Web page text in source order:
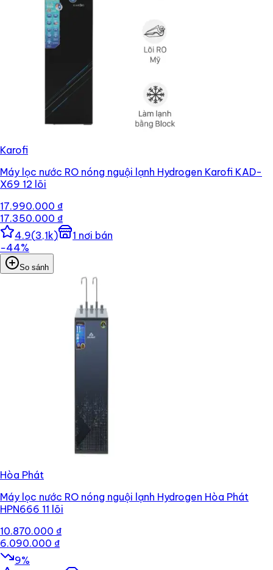
Karofi
Máy lọc nước RO nóng nguội lạnh Hydrogen Karofi KAD-
X69 12 lõi
17.990.000 ₫
17.350.000 ₫
4.9(3,1k) 1 nơi bán
−44%
So sánh
Hòa Phát
Máy lọc nước RO nóng nguội lạnh Hydrogen Hòa Phát
HPN666 11 lõi
10.870.000 ₫
6.090.000 ₫
9%